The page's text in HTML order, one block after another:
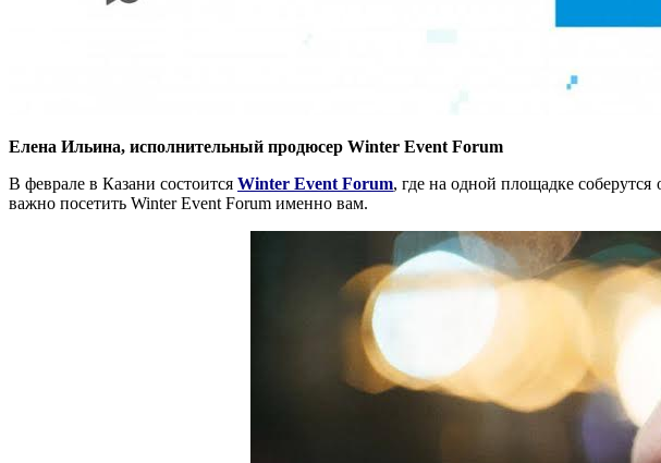
Елена Ильина, исполнительный продюсер Winter Event Forum
В феврале в Казани состоитсяWinter Event Forum, где на одной площадке
важно посетить Winter Event Forum именно вам.